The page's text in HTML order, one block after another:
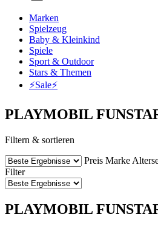
Marken
Spielzeug
Baby & Kleinkind
Spiele
Sport & Outdoor
Stars & Themen
⚡️Sale⚡️
PLAYMOBIL
Filtern & sortieren
Preis Marke
Filter
PLAYMOBIL